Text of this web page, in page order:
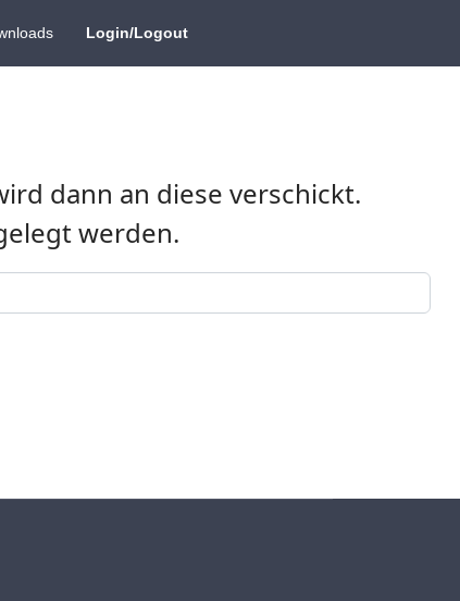
Login/Logout
dann an diese verschickt.
werden.